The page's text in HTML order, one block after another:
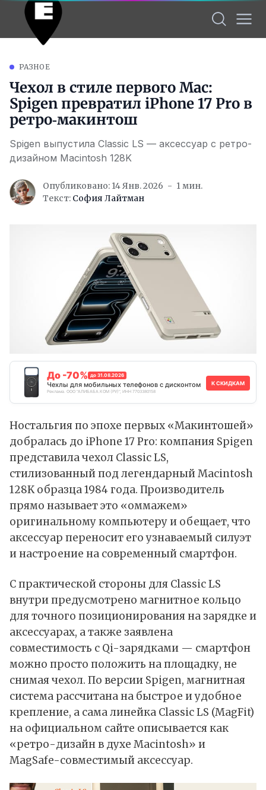
РАЗНОЕ
Чехол в стиле первого Mac:
Spigen превратил iPhone 17 Pro в
ретро‑макинтош
Spigen выпустила Classic LS — аксессуар с ретро-
дизайном Macintosh 128K
Опубликовано: 14 Янв. 2026
1 мин.
Текст: София Лайтман
До -70% до 31.08.2026
Чехлы для мобильных телефонов с дисконтом
Реклама. ООО "АЛИБАБА.КОМ (РУ)", ИНН 7703380158
К СКИДКАМ
Ностальгия по эпохе первых «Макинтошей»
добралась до iPhone 17 Pro: компания Spigen
представила чехол Classic LS,
стилизованный под легендарный Macintosh
128K образца 1984 года. Производитель
прямо называет это «оммажем»
оригинальному компьютеру и обещает, что
аксессуар переносит его узнаваемый силуэт
и настроение на современный смартфон.
С практической стороны для Classic LS
внутри предусмотрено магнитное кольцо
для точного позиционирования на зарядке и
аксессуарах, а также заявлена
совместимость с Qi-зарядками — смартфон
можно просто положить на площадку, не
снимая чехол. По версии Spigen, магнитная
система рассчитана на быстрое и удобное
крепление, а сама линейка Classic LS (MagFit)
на официальном сайте описывается как
«ретро-дизайн в духе Macintosh» и
MagSafe-совместимый аксессуар.